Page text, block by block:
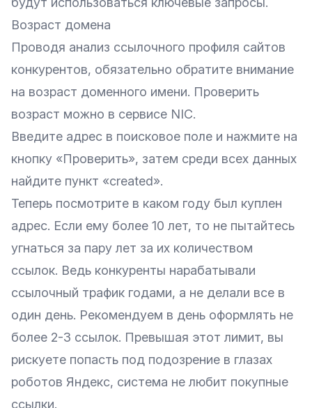
Возраст домена
Проводя анализ ссылочного профиля сайтов
конкурентов, обязательно обратите внимание
на возраст доменного имени. Проверить
возраст можно в сервисе NIC.
Введите адрес в поисковое поле и нажмите на
кнопку «Проверить», затем среди всех данных
найдите пункт «created».
Теперь посмотрите в каком году был куплен
адрес. Если ему более 10 лет, то не пытайтесь
угнаться за пару лет за их количеством
ссылок. Ведь конкуренты нарабатывали
ссылочный трафик годами, а не делали все в
один день. Рекомендуем в день оформлять не
более 2-3 ссылок. Превышая этот лимит, вы
рискуете попасть под подозрение в глазах
роботов Яндекс, система не любит покупные
ссылки.